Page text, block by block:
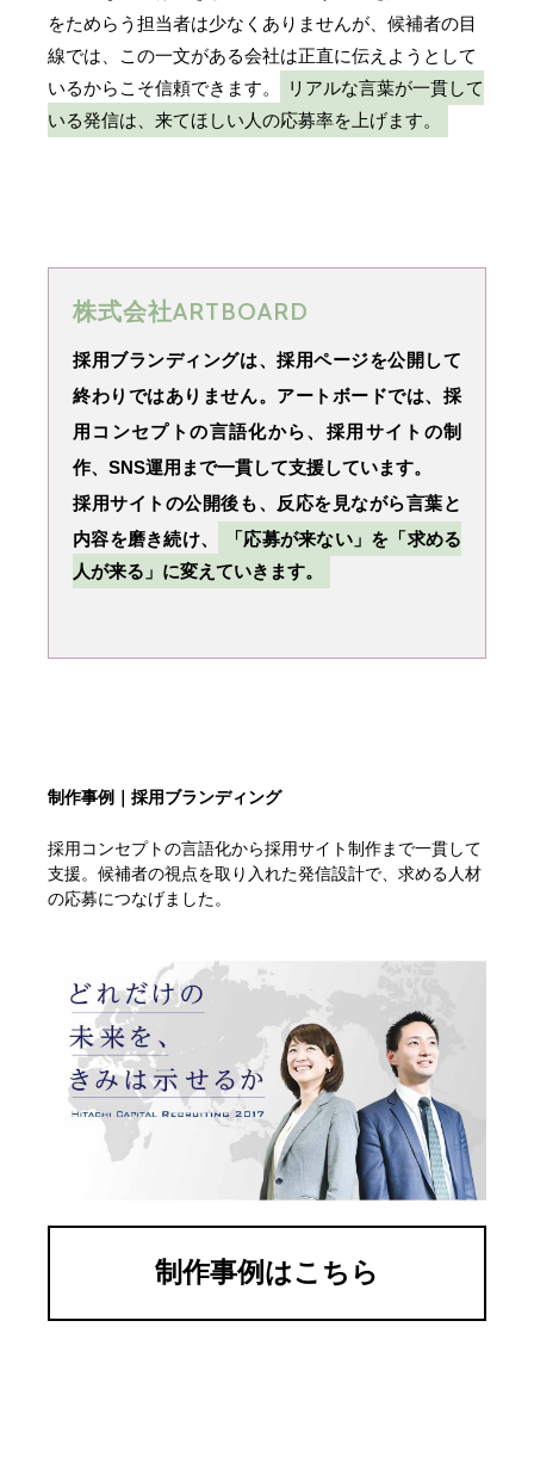
をためらう担当者は少なくありませんが、候補者の目
線では、この一文がある会社は正直に伝えようとして
いるからこそ信頼できます。
リアルな言葉が一貫して
いる発信は、来てほしい人の応募率を上げます。
株式会社ARTBOARD
採用ブランディングは、採用ページを公開して
終わりではありません。アートボードでは、採
用コンセプトの言語化から、採用サイトの制
作、SNS運用まで一貫して支援しています。
採用サイトの公開後も、反応を見ながら言葉と
内容を磨き続け、
「応募が来ない」を「求める
人が来る」に変えていきます。
制作事例｜採用ブランディング
採用コンセプトの言語化から採用サイト制作まで一貫して
支援。候補者の視点を取り入れた発信設計で、求める人材
の応募につなげました。
制作事例はこちら